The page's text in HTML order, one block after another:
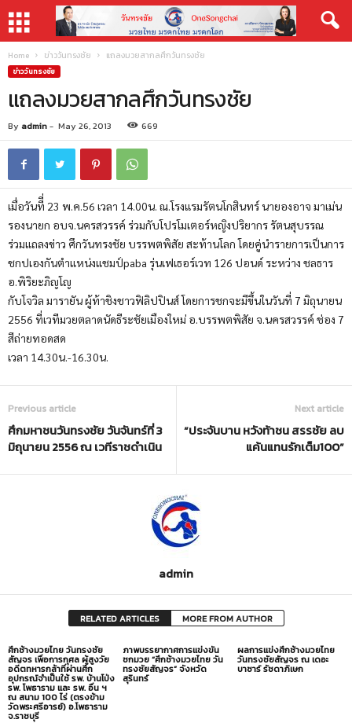
Home ข่าววันทรงชัย
ข่าววันทรงชัย
By admin- May 26, 2013 669
เมื่อวันทีี่ 23 พ.ค.56 เวลา 14.00น. ณ.โรงแรมรัตนโกสินทร์ นายองอาจ มาเม่น
รองนายก อบจ.นครสวรรค์ ร่วมกับโปรโมเตอร์หญิงปริยากร รัตนสุบรรณ
ร่วมแถลงข่าว ศึกวันทรงชัย บรรพตพิสัย สะท้านโลก โดยคู่นำรายการเป็นการ
ชกปเองกันตำแหน่งแชมป์paba รุ่นเฟเธอร์เวท 126 ปอนด์ ระหว่าง ชลธาร
อ.พิริยะภิญโญ
กับโจวิล มารายัน ผู้ท้าชิงชาวฟิลิปปินส์ โดยการชกจะมีขึ้นในวันที่ 7 มิถุนายน
2556 ที่เวทีมวยตลาดนัดธีระชัยเมืองใหม่ อ.บรรพตพิสัย จ.นครสวรรค์ ช่อง 7
สีถ่ายทอดสด
เวลา 14.30น.-16.30น.
Previous article
ศึกมหาชนวันทรงชัย วันจันทร์ที่ 3
มิถุนายน 2556 ณ เวทีราชดำเนิน
Next article
“ประจันบาน หวังท้าชน สรรชัย ลบ
แค้นแทนรักเต็ม100”
admin
RELATED ARTICLES MORE FROM AUTHOR
ศึกช้างมวยไทย วันทรงชัย
สัญจร เพื่อการกุศล ผู้สูงวัย
อดีตทหารกล้าที่ผ่านศึก
อุปกรณ์จำเป็นใช้ รพ. บ้านโป่ง
รพ. โพธาราม และ รพ. อื่น ฯ
ณ สนาม 100 ไร่ (ตรงข้าม
วัดพระศรีอารย์) อ.โพธาราม
จ.ราชบุรี
ภาพบรรยากาศการแข่งขัน
ชกมวย “ศึกช้างมวยไทย วัน
ทรงชัยสัญจร” จังหวัด
สุรินทร์
ผลการแข่งศึกช้างมวยไทย
วันทรงชัยสัญจร ณ เดอะ
บาซาร์ รัชดาภิเษก